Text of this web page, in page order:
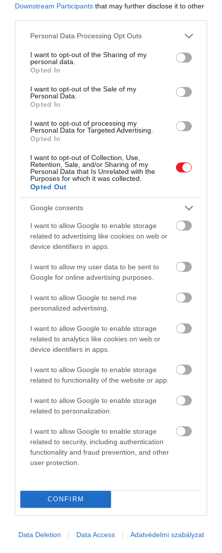
Downstream Participants that may further disclose it to other
Please note that this website/app uses one or more Google
not limited to your visit or usage behaviour. You may click to
grant or deny consent to Google and its third-party tags to
use your data for below specified purposes in below Google
consent section.
Personal Data Processing Opt Outs
I want to opt-out of the Sharing of my
personal data.
Opted In
I want to opt-out of the Sale of my
Personal Data.
Opted In
I want to opt-out of processing my
Personal Data for Targeted Advertising.
Opted In
I want to opt-out of Collection, Use,
Retention, Sale, and/or Sharing of my
Personal Data that Is Unrelated with the
Purposes for which it was collected.
Opted Out
Google consents
I want to allow Google to enable storage
related to advertising like cookies on web or
device identifiers in apps.
I want to allow my user data to be sent to
Google for online advertising purposes.
I want to allow Google to send me
personalized advertising.
I want to allow Google to enable storage
related to analytics like cookies on web or
device identifiers in apps.
I want to allow Google to enable storage
related to functionality of the website or app.
I want to allow Google to enable storage
related to personalization.
I want to allow Google to enable storage
related to security, including authentication
functionality and fraud prevention, and other
user protection.
CONFIRM
Data Deletion Data Access Adatvédelmi szabályzat
Lótusznak immár a harmadik évadát
élvezhetik a rajongók. Bár egyelőre csak
biztos, hogy az ezúttal Thaiföldön játszódó
nyaralás is tele lesz izgalmas és váratlan
fordulatokkal és ahogy az első két
évadban, úgy most is rossz…
2025. FEBRUÁR 18. ● TURI DÁNIEL
Ha nem bírsz várni egy hetet
az új részig: 6 sorozat, ami…
TURI DÁNIEL
és ismerd meg a Hamu és Gyémánt világát!